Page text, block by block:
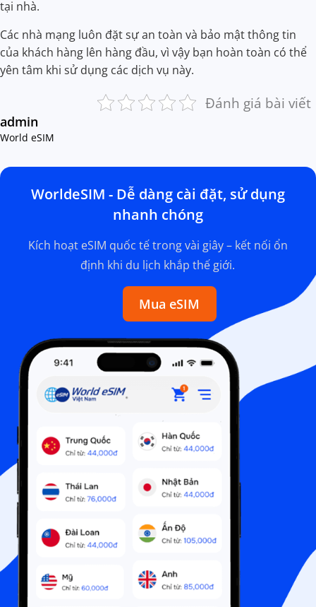
tại nhà.
Các nhà mạng luôn đặt sự an toàn và bảo mật thông tin
của khách hàng lên hàng đầu, vì vậy bạn hoàn toàn có thể
yên tâm khi sử dụng các dịch vụ này.
Đánh giá bài viết
admin
World eSIM
WorldeSIM - Dễ dàng cài đặt, sử dụng
nhanh chóng
Kích hoạt eSIM quốc tế trong vài giây – kết nối ổn
định khi du lịch khắp thế giới.
Mua eSIM